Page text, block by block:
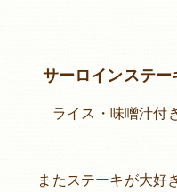
サーロインステー
ライス・味噌汁付
またステーキが大好